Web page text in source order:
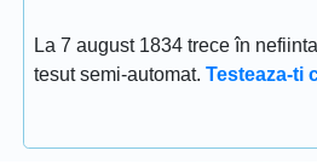
La 7 august 1834 trece în
tesut semi-automat. Testeaza-ti